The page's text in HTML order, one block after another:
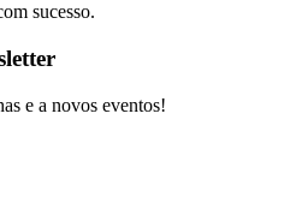
sucesso.
e a novos eventos!